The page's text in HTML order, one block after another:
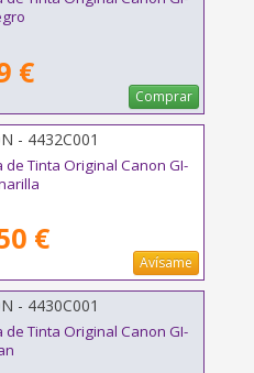
€
Comprar
- 4432C001
de Tinta Original Canon GI-
€
Avísame
- 4430C001
de Tinta Original Canon GI-